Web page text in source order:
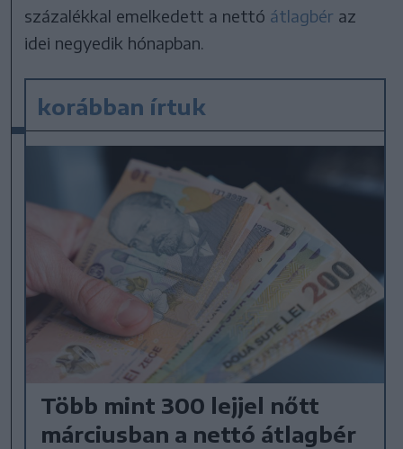
százalékkal emelkedett a nettó átlagbér az
idei negyedik hónapban.
korábban írtuk
Több mint 300 lejjel nőtt
márciusban a nettó átlagbér